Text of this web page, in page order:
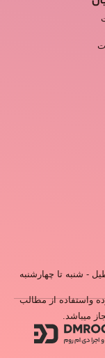
- شنبه تا چهارشنبه
واستفاده از مطالب
میباشد.